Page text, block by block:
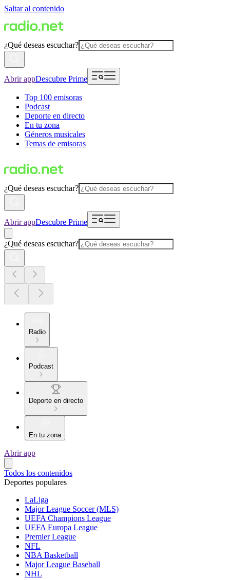
Saltar al contenido
¿Qué deseas escuchar?
Abrir appDescubre Prime
Top 100 emisoras
Podcast
Deporte en directo
En tu zona
Géneros musicales
Temas de emisoras
¿Qué deseas escuchar?
Abrir appDescubre Prime
¿Qué deseas escuchar?
Radio
Podcast
Deporte en directo
En tu zona
Abrir app
Todos los contenidos
Deportes populares
LaLiga
Major League Soccer (MLS)
UEFA Champions League
UEFA Europa League
Premier League
NFL
NBA Basketball
Major League Baseball
NHL